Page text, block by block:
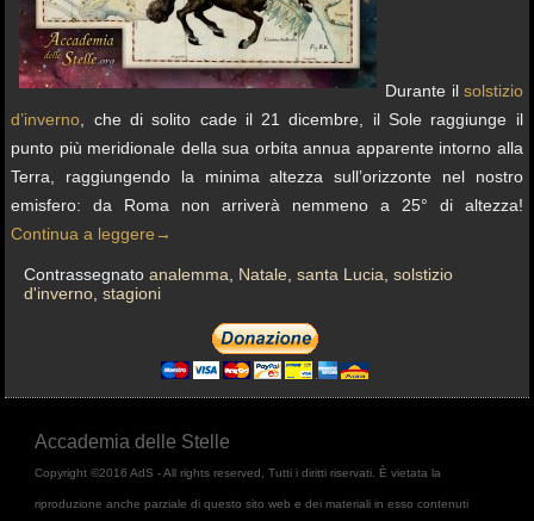
Durante il solstizio
d’inverno , che di solito cade il 21 dicembre, il Sole raggiunge il
punto più meridionale della sua orbita annua apparente intorno alla
Terra, raggiungendo la minima altezza sull’orizzonte nel nostro
emisfero: da Roma non arriverà nemmeno a 25° di altezza!
Continua a leggere →
Contrassegnato analemma Natale ,santa Lucia ,solstizio
d'inverno ,stagioni
Accademia delle Stelle
Copyright ©2016 AdS - All rights reserved, Tutti i diritti riservati. È vietata la
riproduzione anche parziale di questo sito web e dei materiali in esso contenuti